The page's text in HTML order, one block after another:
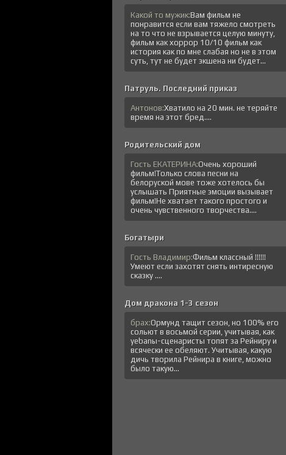
Какой то мужик:Вам фильм не
понравится если вам тяжело смотреть
на то что не взрывается целую минуту,
фильм как хоррор 10/10 фильм как
история как по мне слабая но не в этом
суть, тут не будет экшена ни будет...
Патруль. Последний приказ
Антонов:Хватило на 20 мин. не теряйте
время на этот бред....
Родительский дом
Гость ЕКАТЕРИНА:Очень хороший
фильм!Только слова песни на
белоруской мове тоже хотелось бы
услышать Приятные эмоции вызывает
фильм!Не хватает такого простого и
очень чувственного творчества....
Богатыри
Гость Владимир:Фильм классный !!!!!!
Умеют если захотят снять интиресную
сказку ....
Дом дракона 1-3 сезон
брах:Ормунд тащит сезон, но 100% его
сольют в восьмой серии, учитывая, как
уеbanы-сценаристы топят за Рейниру и
всячески ее обеляют. Учитывая, какую
дичь творила Рейнира в книге, можно
было такую...